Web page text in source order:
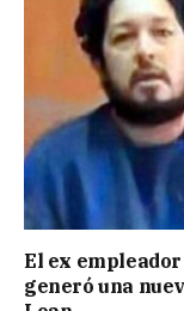
El ex
generó una